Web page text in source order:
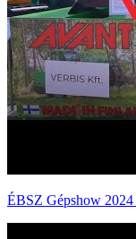
ÉBSZ Gépshow 2024